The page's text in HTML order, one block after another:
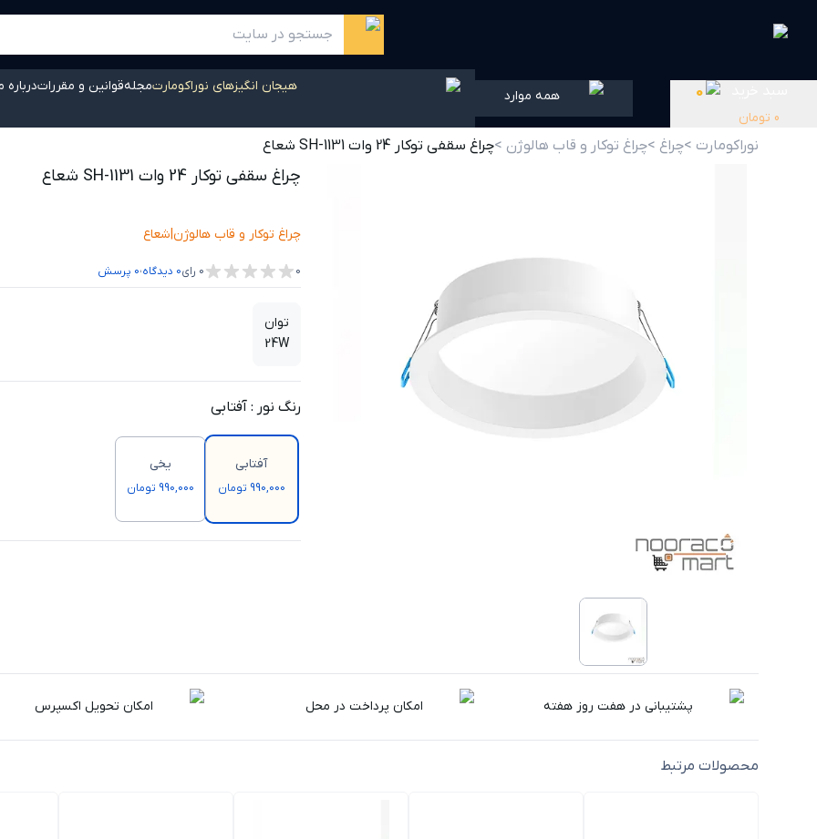
همه موارد
0 تومان
0 هیجان انگیزهای نوراکومارتمجلهقوانین و مقرراتدرباره
نوراکومارت >چراغ >چراغ توکار و قاب هالوژن >چراغ سقفی توکار 24 وات SH-1131 شعاع
چراغ سقفی توکار 24 وات SH-1131 شعاع
چراغ توکار و قاب هالوژن|شعاع
0
0 رای0 دیدگاه،0 پرسش
توان
24W
رنگ نور :آفتابی
آفتابی
990,000 تومان
یخی
990,000 تومان
پشتیبانی در هفت روز هفته امکان پرداخت در محل امکان تحویل اکسپرس
محصولات مرتبط